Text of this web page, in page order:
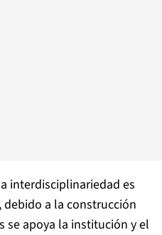
interdisciplinariedad es
a la construcción
se apoya la institución y el